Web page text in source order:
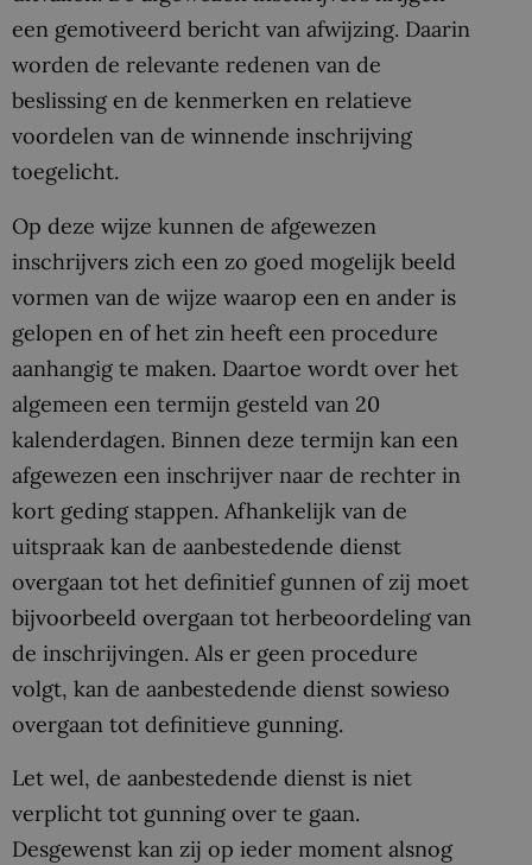
een gemotiveerd bericht van afwijzing. Daarin
worden de relevante redenen van de
beslissing en de kenmerken en relatieve
voordelen van de winnende inschrijving
toegelicht.
Op deze wijze kunnen de afgewezen
inschrijvers zich een zo goed mogelijk beeld
vormen van de wijze waarop een en ander is
gelopen en of het zin heeft een procedure
aanhangig te maken. Daartoe wordt over het
algemeen een termijn gesteld van 20
kalenderdagen. Binnen deze termijn kan een
afgewezen een inschrijver naar de rechter in
kort geding stappen. Afhankelijk van de
uitspraak kan de aanbestedende dienst
overgaan tot het definitief gunnen of zij moet
bijvoorbeeld overgaan tot herbeoordeling van
de inschrijvingen. Als er geen procedure
volgt, kan de aanbestedende dienst sowieso
overgaan tot definitieve gunning.
Let wel, de aanbestedende dienst is niet
verplicht tot gunning over te gaan.
Desgewenst kan zij op ieder moment alsnog